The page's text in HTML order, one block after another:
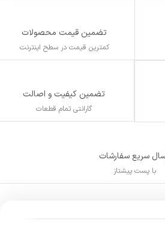
تضمین قیمت محصولات
کمترین قیمت در سطح اینترنت
تضمین کیفیت و اصالت
گارانتی تمام قطعات
سریع سفارشات
با پست پیشتاز